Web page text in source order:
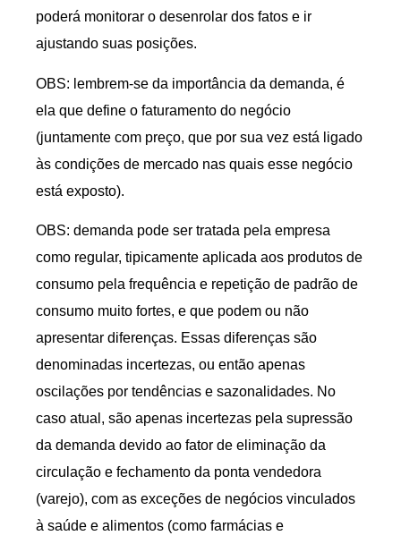
poderá monitorar o desenrolar dos fatos e ir
ajustando suas posições.
OBS: lembrem-se da importância da demanda, é
ela que define o faturamento do negócio
(juntamente com preço, que por sua vez está ligado
às condições de mercado nas quais esse negócio
está exposto).
OBS: demanda pode ser tratada pela empresa
como regular, tipicamente aplicada aos produtos de
consumo pela frequência e repetição de padrão de
consumo muito fortes, e que podem ou não
apresentar diferenças. Essas diferenças são
denominadas incertezas, ou então apenas
oscilações por tendências e sazonalidades. No
caso atual, são apenas incertezas pela supressão
da demanda devido ao fator de eliminação da
circulação e fechamento da ponta vendedora
(varejo), com as exceções de negócios vinculados
à saúde e alimentos (como farmácias e